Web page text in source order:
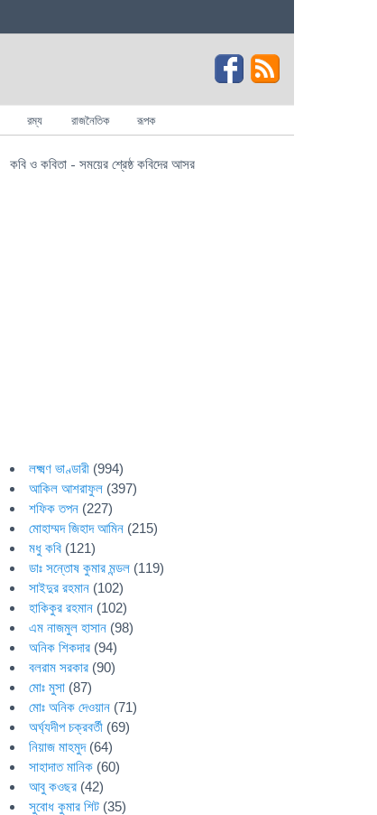
রম্য রাজনৈতিক রূপক
কবি ও কবিতা - সময়ের শ্রেষ্ঠ কবিদের আসর
লক্ষ্মণ ভাণ্ডারী (994)
আকিল আশরাফুল (397)
শফিক তপন (227)
মোহাম্মদ জিহাদ আমিন (215)
মধু কবি (121)
ডাঃ সন্তোষ কুমার মন্ডল (119)
সাইদুর রহমান (102)
হাকিকুর রহমান (102)
এম নাজমুল হাসান (98)
অনিক শিকদার (94)
বলরাম সরকার (90)
মোঃ মুসা (87)
মোঃ অনিক দেওয়ান (71)
অর্ঘ্যদীপ চক্রবর্তী (69)
নিয়াজ মাহমুদ(64)
সাহাদাত মানিক (60)
আবু কওছর (42)
সুবোধ কুমার শিট (35)